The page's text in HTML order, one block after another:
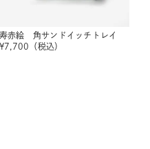
寿赤絵 角サンドイッチトレイ
¥7,700 （税込）